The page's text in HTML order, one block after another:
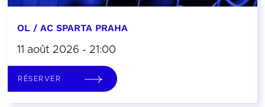
OL / AC SPARTA PRAHA
11 août 2026 - 21:00
RÉSERVER